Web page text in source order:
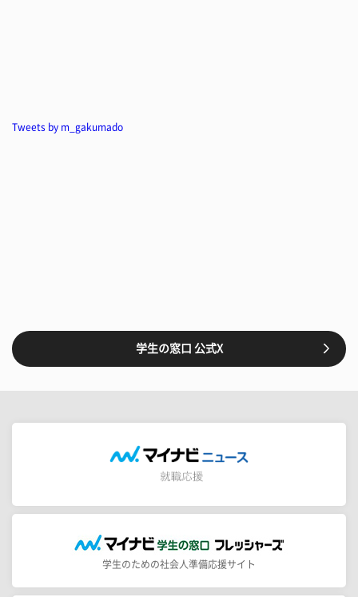
Tweets by m_gakumado
学生の窓口 公式X
学生のための社会人準備応援サイト